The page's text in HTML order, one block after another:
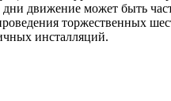
движение может быть
торжественных
инсталляций.